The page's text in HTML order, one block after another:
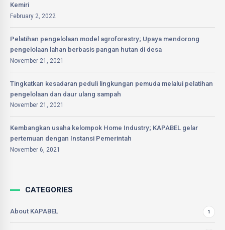
Kemiri
February 2, 2022
Pelatihan pengelolaan model agroforestry; Upaya mendorong
pengelolaan lahan berbasis pangan hutan di desa
November 21, 2021
Tingkatkan kesadaran peduli lingkungan pemuda melalui pelatihan
pengelolaan dan daur ulang sampah
November 21, 2021
Kembangkan usaha kelompok Home Industry; KAPABEL gelar
pertemuan dengan Instansi Pemerintah
November 6, 2021
CATEGORIES
About KAPABEL 1